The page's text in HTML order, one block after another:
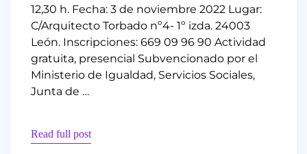
12,30 h. Fecha: 3 de noviembre 2022 Lugar:
C/Arquitecto Torbado nº4- 1º izda. 24003
León. Inscripciones: 669 09 96 90 Actividad
gratuita, presencial Subvencionado por el
Ministerio de Igualdad, Servicios Sociales,
Junta de …
Read full post